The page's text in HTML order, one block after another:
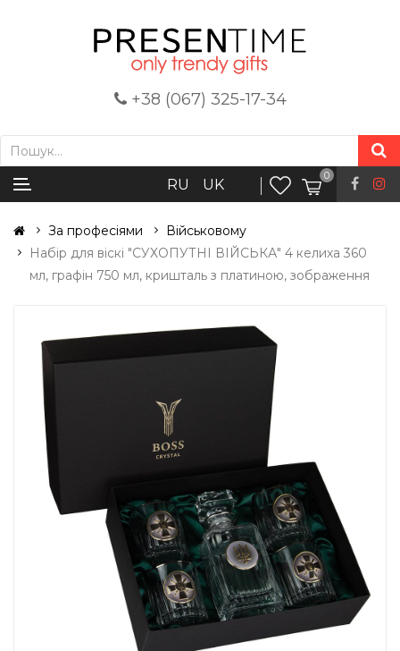
+38 (067) 325-17-34
RU UK
0
За професіями
Військовому
Набір для віскі "СУХОПУТНІ ВІЙСЬКА" 4 келиха 360
мл, графін 750 мл, кришталь з платиною, зображення